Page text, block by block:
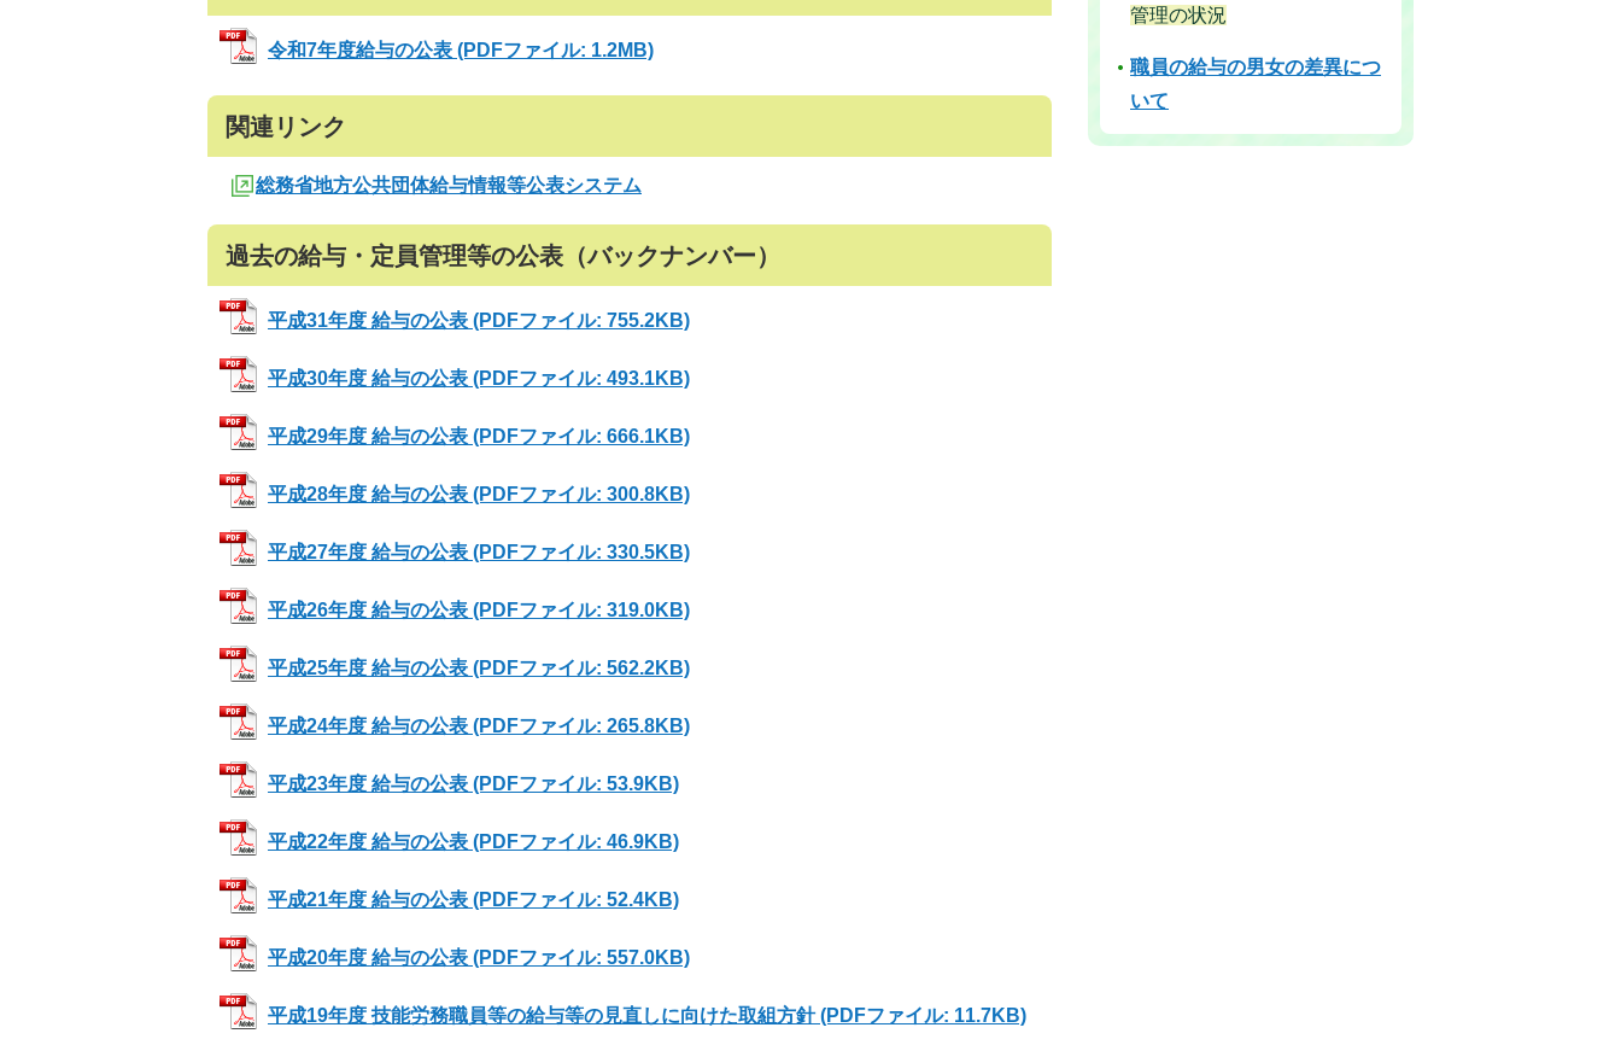
令和7年度給与の公表 (PDFファイル: 1.2MB)
関連リンク
総務省地方公共団体給与情報等公表システム
過去の給与・定員管理等の公表（バックナンバー）
平成31年度 給与の公表 (PDFファイル: 755.2KB)
平成30年度 給与の公表 (PDFファイル: 493.1KB)
平成29年度 給与の公表 (PDFファイル: 666.1KB)
平成28年度 給与の公表 (PDFファイル: 300.8KB)
平成27年度 給与の公表 (PDFファイル: 330.5KB)
平成26年度 給与の公表 (PDFファイル: 319.0KB)
平成25年度 給与の公表 (PDFファイル: 562.2KB)
平成24年度 給与の公表 (PDFファイル: 265.8KB)
平成23年度 給与の公表 (PDFファイル: 53.9KB)
平成22年度 給与の公表 (PDFファイル: 46.9KB)
平成21年度 給与の公表 (PDFファイル: 52.4KB)
平成20年度 給与の公表 (PDFファイル: 557.0KB)
平成19年度 技能労務職員等の給与等の見直しに向けた取組方針 (PDFファイル: 11.7KB)
管理の状況
職員の給与の男女の差異につ
いて